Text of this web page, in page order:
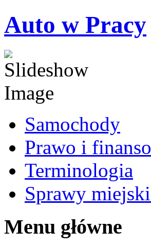
Auto w Pracy
Samochody
Prawo i
Terminologia
Sprawy
Menu główne